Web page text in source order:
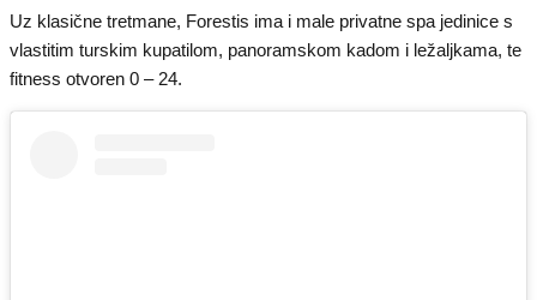
Uz klasične tretmane, Forestis ima i male privatne spa jedinice s
vlastitim turskim kupatilom, panoramskom kadom i ležaljkama, te
fitness otvoren 0 – 24.